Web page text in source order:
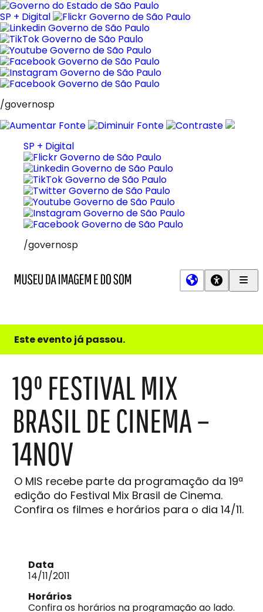
Pular
para
o
conteúdo
SP + Digital
/governosp
SP + Digital
/governosp
e
do
Este evento já passou.
19º FESTIVAL MIX
BRASIL DE CINEMA –
14NOV
O MIS recebe parte da programação da 19ª
edição do Festival Mix Brasil de Cinema.
Confira os filmes e horários para o dia 14/11.
Data
14/11/2011
Horários
Confira os horários na programação ao lado.